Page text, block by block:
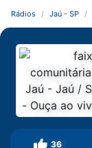
Rádios Jaú - SP
36